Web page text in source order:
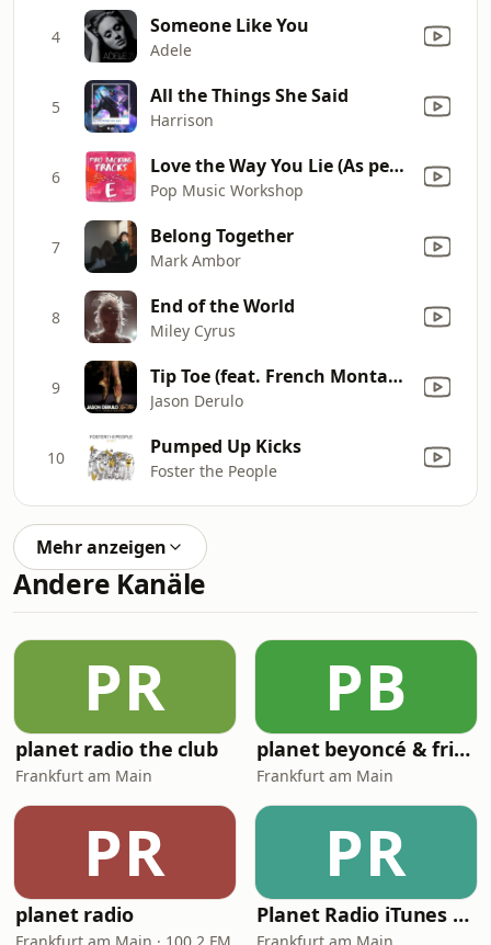
4 Someone Like You
Adele
5 All the Things She Said
Harrison
6 Love the Way You Lie (Αs performed by Eminem Ft Rihanna)
Pop Music Workshop
7 Belong Together
Mark Ambor
8 End of the World
Miley Cyrus
9 Tip Toe (feat. French Montana)
Jason Derulo
10 Pumped Up Kicks
Foster the People
Mehr anzeigen
Andere Kanäle
PR
planet radio the club
Frankfurt am Main
PB
planet beyoncé & friends
Frankfurt am Main
PR
planet radio
PR
Planet Radio iTunes hot 40